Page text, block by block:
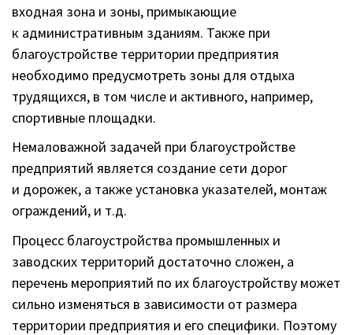
входная зона и зоны, примыкающие
к административным зданиям. Также при
благоустройстве территории предприятия
необходимо предусмотреть зоны для отдыха
трудящихся, в том числе и активного, например,
спортивные площадки.
Немаловажной задачей при благоустройстве
предприятий является создание сети дорог
и дорожек, а также установка указателей, монтаж
ограждений, и т.д.
Процесс благоустройства промышленных и
заводских территорий достаточно сложен, а
перечень мероприятий по их благоустройству может
сильно изменяться в зависимости от размера
территории предприятия и его специфики. Поэтому